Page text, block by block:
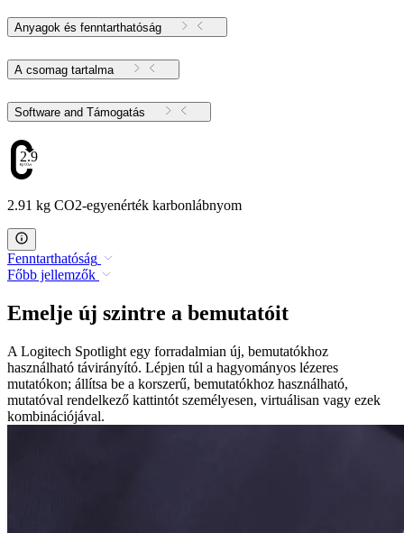
Anyagok és fenntarthatóság
A csomag tartalma
Software and Támogatás
2.91
2.91 kg CO2-egyenérték karbonlábnyom
Fenntarthatóság
Főbb jellemzők
Emelje új szintre a bemutatóit
A Logitech Spotlight egy forradalmian új, bemutatókhoz
használható távirányító. Lépjen túl a hagyományos lézeres
mutatókon; állítsa be a korszerű, bemutatókhoz használható,
mutatóval rendelkező kattintót személyesen, virtuálisan vagy ezek
kombinációjával.